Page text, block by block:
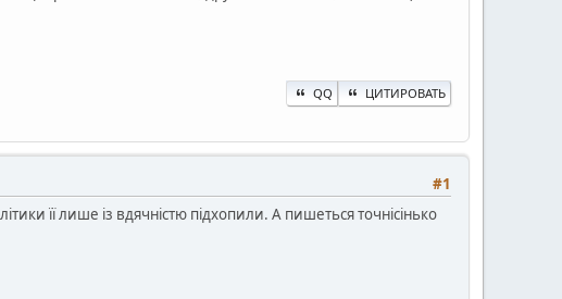
QQ ЦИТИРОВАТЬ
#1
її лише із вдячністю підхопили. А пишеться точнісінько